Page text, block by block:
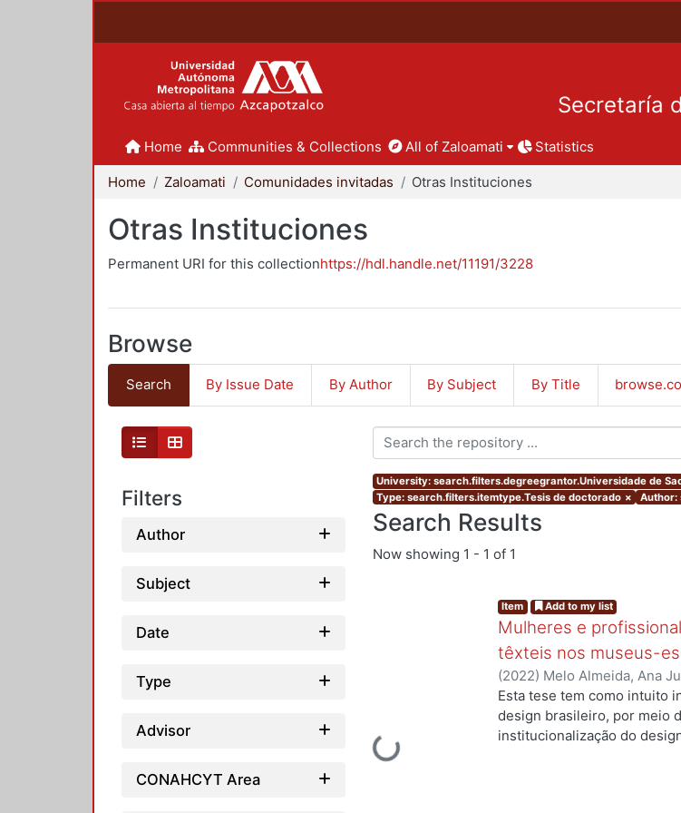
Secretaría
Home Communities & Collections All of Zaloamati Statistics
Home Zaloamati Comunidades invitadas Otras Instituciones
Otras Instituciones
Permanent URI for this collectionhttps://hdl.handle.net/11191/3228
Browse
Search By Issue Date By Author By Subject By Title
Filters
Author
Subject
Date
Type
Advisor
CONAHCYT Area
University: search.filters.degreegrantor.Universidade de
Type: search.filters.itemtype.Tesis de doctorado × Author:
Search Results
Now showing 1 - 1 of 1
Loading...
Item Add to my list
Mulheres e
têxteis nos museus-
(2022) Melo Almeida, Ana
Esta tese tem como intuito
design brasileiro, por meio
institucionalização do